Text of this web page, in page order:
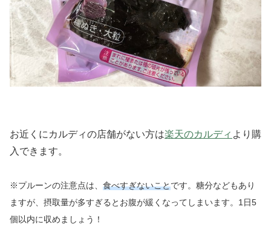
お近くにカルディの店舗がない方は楽天のカルディ より購
入できます。
※プルーンの注意点は、 食べすぎないことです。糖分などもあり
ますが、摂取量が多すぎるとお腹が緩くなってしまいます。1日5
個以内に収めましょう！